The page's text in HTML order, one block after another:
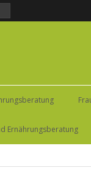
Ernährungsberatung